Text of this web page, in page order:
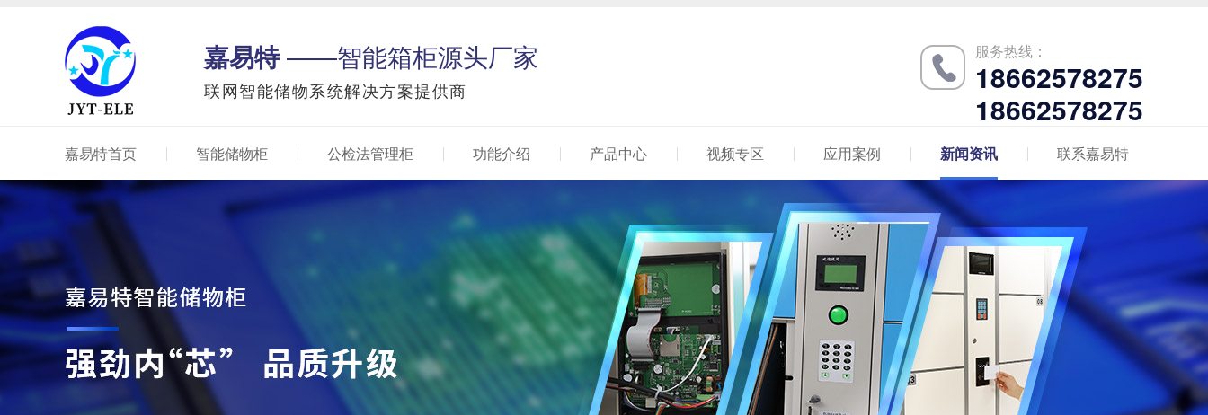
嘉易特——智能箱柜源头厂家
联网智能储物系统解决方案提供商
服务热线：
18662578275
18662578275
嘉易特首页 智能储物柜 公检法管理柜 功能介绍 产品中心 视频专区 应用案例 新闻资讯 联系嘉易特